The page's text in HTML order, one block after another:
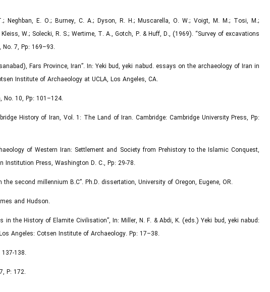
E. O.; Burney, C. A.; Dyson, R. H.; Muscarella, O. W.; Voigt, M. M.; Tosi, M.;
W.; Solecki, R. S.; Wertime, T. A., Gotch, P. & Huff, D., (1969). “Survey of excavations
7, Pp: 169–93.
Fars Province, Iran”. In: Yeki bud, yeki nabud. essays on the archaeology of Iran in
Institute of Archaeology at UCLA, Los Angeles, CA.
No. 10, Pp: 101–124.
History of Iran, Vol. 1: The Land of Iran. Cambridge: Cambridge University Press, Pp:
of Western Iran: Settlement and Society from Prehistory to the Islamic Conquest,
Institution Press, Washington D. C., Pp: 29-78.
second millennium B.C”. Ph.D. dissertation, University of Oregon, Eugene, OR.
and Hudson.
the History of Elamite Civilisation”, In: Miller, N. F. & Abdi, K. (eds.) Yeki bud, yeki nabud:
Angeles: Cotsen Institute of Archaeology. Pp: 17–38.
138.
P: 172.